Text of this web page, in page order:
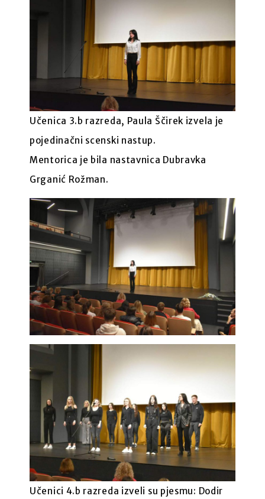
Učenica 3.b razreda, Paula Ščirek izvela je
pojedinačni scenski nastup.
Mentorica je bila nastavnica Dubravka
Grganić Rožman.
Učenici 4.b razreda izveli su pjesmu: Dodir